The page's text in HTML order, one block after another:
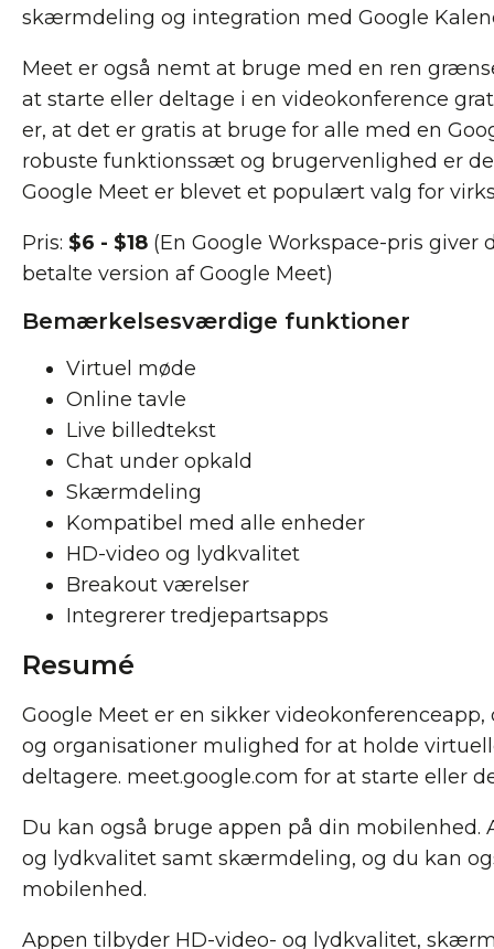
skærmdeling og integration med Google
Meet er også nemt at bruge med en ren
at starte eller deltage i en videokonference
er, at det er gratis at bruge for alle med en
robuste funktionssæt og brugervenlighed er
Google Meet er blevet et populært valg for
Pris: $6 - $18 (En Google Workspace-pris
betalte version af Google Meet)
Bemærkelsesværdige funktioner
Virtuel møde
Online tavle
Live billedtekst
Chat under opkald
Skærmdeling
Kompatibel med alle enheder
HD-video og lydkvalitet
Breakout værelser
Integrerer tredjepartsapps
Resumé
Google Meet er en sikker
og organisationer mulighed for at holde
deltagere. meet.google.com for at starte eller
Du kan også bruge appen på din mobilenhed.
og lydkvalitet samt skærmdeling, og du kan
mobilenhed.
Appen tilbyder HD-video- og lydkvalitet,